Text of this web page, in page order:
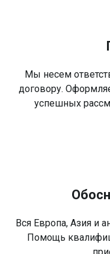
Мы несем
договору.
успешных
Вся Европа, Азия и
Помощь